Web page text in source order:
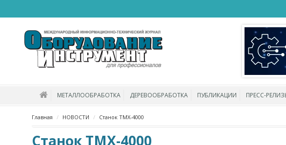
МЕТАЛЛООБРАБОТКА ДЕРЕВООБРАБОТКА ПУБЛИКАЦИИ ПРЕСС-
Главная НОВОСТИ Станок ТМХ-4000
Станок ТМХ-4000